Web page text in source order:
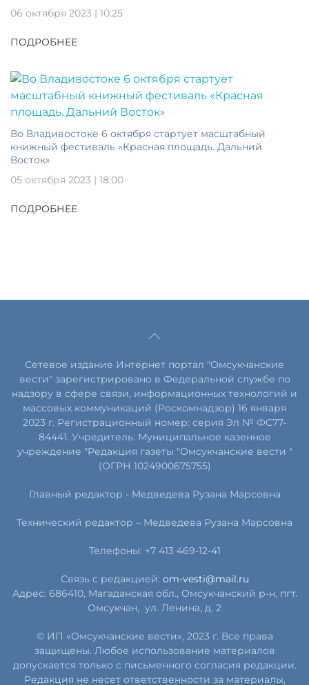
06 октября 2023 | 10:25
ПОДРОБНЕЕ
Во Владивостоке 6 октября стартует масштабный
книжный фестиваль «Красная площадь. Дальний
Восток»
05 октября 2023 | 18:00
ПОДРОБНЕЕ
Сетевое издание Интернет портал "Омсукчанские
вести" зарегистрировано в Федеральной службе по
надзору в сфере связи, информационных технологий и
массовых коммуникаций (Роскомнадзор) 16 января
2023 г. Регистрационный номер: серия Эл № ФС77-
84441. Учредитель: Муниципальное казенное
учреждение "Редакция газеты "Омсукчанские вести "
(ОГРН 1024900675755)
Главный редактор - Медведева Рузана Марсовна
Технический редактор – Медведева Рузана Марсовна
Телефоны: +7 413 469-12-41
Связь с редакцией: om-vesti@mail.ru
Адрес: 686410, Магаданская обл., Омсукчанский р-н, пгт.
Омсукчан, ул. Ленина, д. 2
© ИП «Омсукчанские вести», 2023 г. Все права
защищены. Любое использование материалов
допускается только с письменного согласия редакции.
Редакция не несет ответственности за материалы,